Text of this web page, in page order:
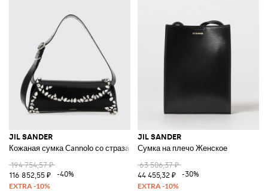
JIL SANDER
Кожаная сумка Cannolo со стразами
194 754,57 ₽
116 852,55 ₽
-40%
JIL SANDER
Сумка на плечо Женское
63 506,37 ₽
44 455,32 ₽
-30%